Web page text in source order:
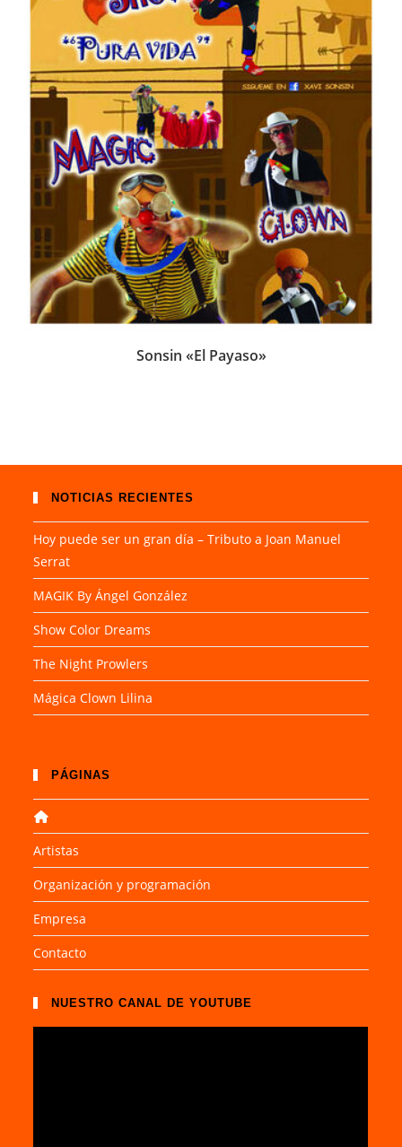
Sonsin «El Payaso»
NOTICIAS RECIENTES
Hoy puede ser un gran día – Tributo a Joan Manuel
Serrat
MAGIK By Ángel González
Show Color Dreams
The Night Prowlers
Mágica Clown Lilina
PÁGINAS
Artistas
Organización y programación
Empresa
Contacto
NUESTRO CANAL DE YOUTUBE